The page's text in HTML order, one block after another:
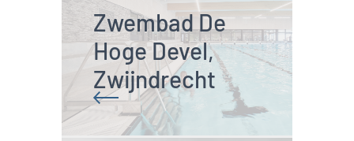
Zwembad De
Hoge Devel,
Zwijndrecht